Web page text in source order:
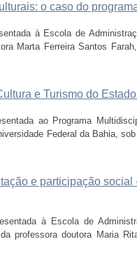
o caso do
à Escola de
Marta Ferreira Santos
e Turismo do
ao Programa
Federal da Bahia,
e participação
à Escola de
professora doutora Maria